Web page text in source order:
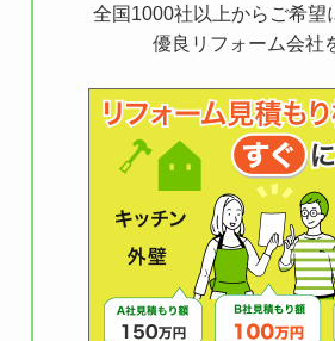
全国1000社以上からご希望
優良リフォーム会社